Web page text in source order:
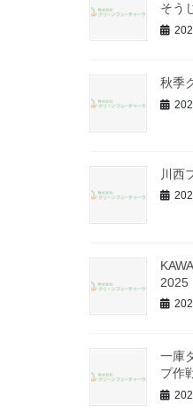
そう
秋季
川西
2025
一庫
プ作